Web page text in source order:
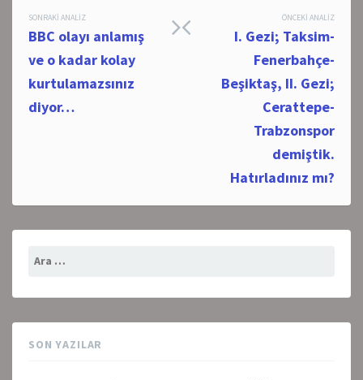
Post
navigation
ÖNCEKI ANALIZ
I. Gezi; Taksim-
Fenerbahçe-
Beşiktaş, II. Gezi;
Cerattepe-
Trabzonspor
demiştik.
Hatırladınız mı?
SONRAKI ANALIZ
BBC olayı anlamış
ve o kadar kolay
kurtulamazsınız
diyor…
Arama:
SON YAZILAR